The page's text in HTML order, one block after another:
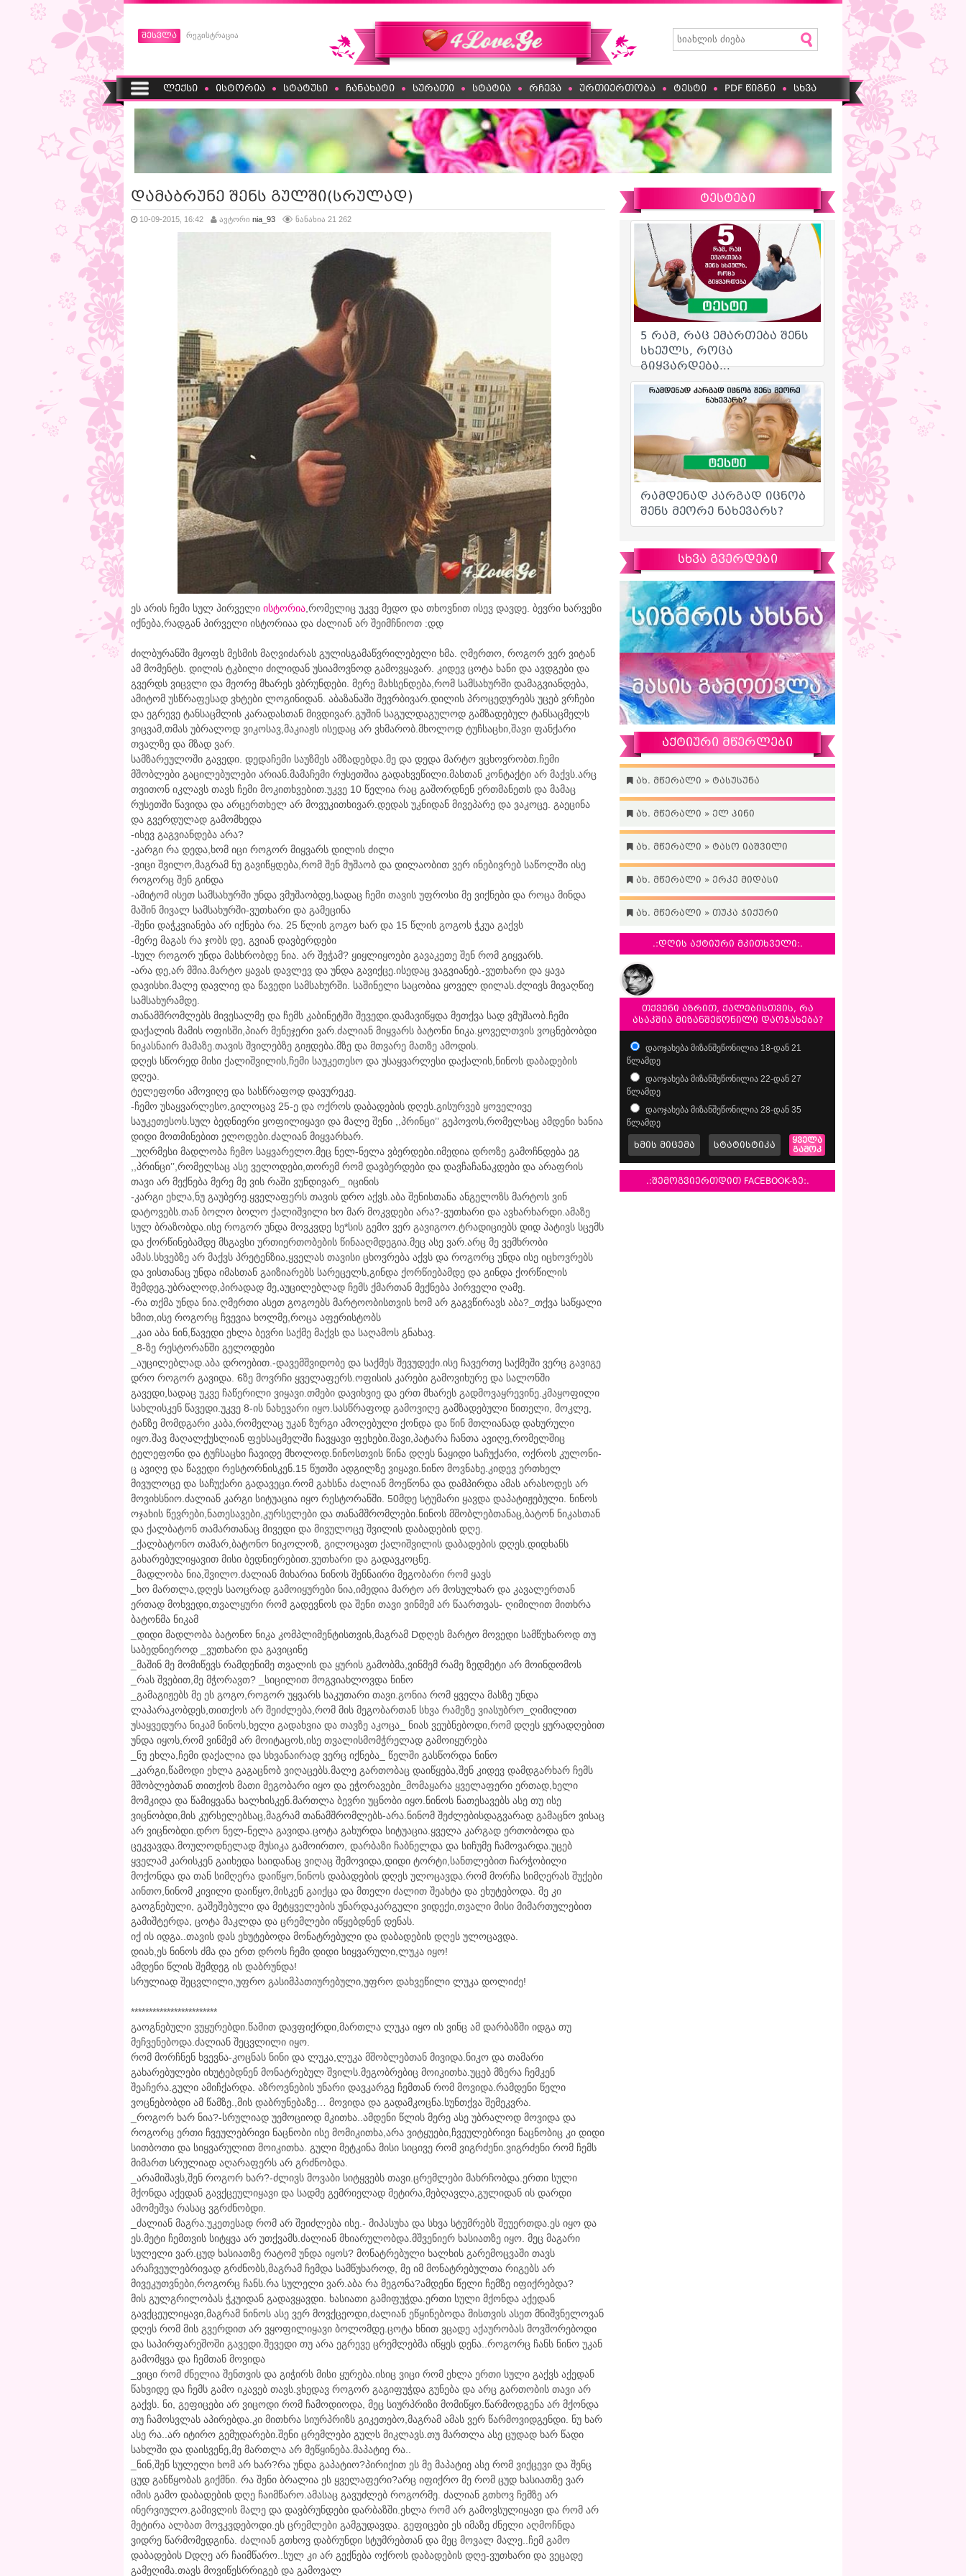
შესვლა რეგისტრაცია
ლექსი ისტორია სტატუსი ჩანახატი სურათი სტატია რჩევა ურთიერთობა ტესტი PDF წიგნი სხვა
დამაბრუნე შენს გულში(სრულად)
10-09-2015, 16:42 ავტორი nia_93 ნანახია 21 262
ეს არის ჩემი სულ პირველი ისტორია,რომელიც უკვე მედო და თხოვნით ისევ დავდე. ბევრი ხარვეზი
იქნება,რადგან პირველი ისტორიაა და ძალიან არ შეიმჩნიოთ :დდ
ძილბურანში მყოფს მესმის მაღვიძარას გულისგამაწვრილებელი ხმა. ღმერთო, როგორ ვერ ვიტან
ამ მომენტს. დილის ტკბილი ძილიდან უსიამოვნოდ გამოვყავარ. კიდევ ცოტა ხანი და ავდგები და
გვერდს ვიცვლი და მეორე მხარეს ვბრუნდები. მერე მახსენდება,რომ სამსახურში დამაგვიანდება,
ამიტომ უსწრაფესად ვხტები ლოგინიდან. აბაზანაში შევრბივარ.დილის პროცედურებს უცებ ვრჩები
და ეგრევე ტანსაცმლის კარადასთან მივდივარ.გუშინ საგულდაგულოდ გამზადებულ ტანსაცმელს
ვიცვამ,თმას უბრალოდ ვიკოსავ,მაკიაჟს ისედაც არ ვხმარობ.მხოლოდ ტუჩსაცხი,შავი ფანქარი
თვალზე და მზად ვარ.
სამზარეულოში გავედი. დედაჩემი საუზმეს ამზადებდა.მე და დედა მარტო ვცხოვრობთ.ჩემი
მშობლები გაცილებულები არიან.მამაჩემი რუსეთშია გადახვეწილი.მასთან კონტაქტი არ მაქვს.არც
თვითონ იკლავს თავს ჩემი მოკითხვებით.უკვე 10 წელია რაც გაშორდნენ ერთმანეთს და მამაც
რუსეთში წავიდა და არცერთხელ არ მოვუკითხივარ.დედას უკნიდან მივეპარე და ვაკოცე. გაეცინა
და გვერდულად გამომხედა
-ისევ გაგვიანდება არა?
-კარგი რა დედა,ხომ იცი როგორ მიყვარს დილის ძილი
-ვიცი შვილო,მაგრამ ნუ გავიწყდება,რომ შენ მუშაობ და დილაობით ვერ ინებივრებ საწოლში ისე
როგორც შენ გინდა
-ამიტომ ისეთ სამსახურში უნდა ვმუშაობდე,სადაც ჩემი თავის უფროსი მე ვიქნები და როცა მინდა
მაშინ მივალ სამსახურში-ვუთხარი და გამეცინა
-შენი დაჭკვიანება არ იქნება რა. 25 წლის გოგო ხარ და 15 წლის გოგოს ჭკუა გაქვს
-მერე მაგას რა ჯობს დე, გვიან დავბერდები
-სულ როგორ უნდა მასხრობდე ნია. არ შეჭამ? ყიყლიყოები გავაკეთე შენ რომ გიყვარს.
-არა დე,არ მშია.მარტო ყავას დავლევ და უნდა გავიქცე.ისედაც ვაგვიანებ.-ვუთხარი და ყავა
დავისხი.მალე დავლიე და წავედი სამსახურში. საშინელი საცობია ყოველ დილას.ძლივს მივაღწიე
სამსახურამდე.
თანამშრომლებს მივესალმე და ჩემს კაბინეტში შევედი.დამავიწყდა მეთქვა სად ვმუშაობ.ჩემი
დაქალის მამის ოფისში,პიარ მენეჯერი ვარ.ძალიან მიყვარს ბატონი ნიკა.ყოველთვის ვოცნებობდი
ნიკასნაირ მამაზე.თავის შვილებზე გიჟდება.მზე და მთვარე მათზე ამოდის.
დღეს სწორედ მისი ქალიშვილის,ჩემი საუკეთესო და უსაყვარლესი დაქალის,ნინოს დაბადების
დღეა.
ტელეფონი ამოვიღე და სასწრაფოდ დავურეკე.
-ჩემო უსაყვარლესო,გილოცავ 25-ე და ოქროს დაბადების დღეს.გისურვებ ყოველივე
საუკეთესოს.სულ ბედნიერი ყოფილიყავი და მალე შენი ,,პრინცი’’ გეპოვოს,რომელსაც ამდენი ხანია
დიდი მოთმინებით ელოდები.ძალიან მიყვარხარ.
_უღრმესი მადლობა ჩემო საყვარელო.მეც ნელ-ნელა ვბერდები.იმედია დროზე გამოჩნდება ეგ
,,პრინცი’’,რომელსაც ასე ველოდები,თორემ რომ დავბერდები და დავჩაჩანაკდები და არაფრის
თავი არ მექნება მერე მე ვის რაში ვუნდივარ_ იცინის
-კარგი ეხლა,ნუ გაუბერე.ყველაფერს თავის დრო აქვს.აბა შენისთანა ანგელოზს მარტოს ვინ
დატოვებს.თან ბოლო ბოლო ქალიშვილი ხო მარ მოკვდები არა?-ვუთხარი და ავხარხარდი.ამაზე
სულ ბრაზობდა.ისე როგორ უნდა მოვკვდე სე*სის გემო ვერ გავიგოო.ტრადიციებს დიდ პატივს სცემს
და ქორწინებამდე მსგავსი ურთიერთობების წინააღმდეგია.მეც ასე ვარ.არც მე ვემხრობი
ამას.სხვებზე არ მაქვს პრეტენზია,ყველას თავისი ცხოვრება აქვს და როგორც უნდა ისე იცხოვრებს
და ვისთანაც უნდა იმასთან გაიზიარებს სარეცელს,გინდა ქორწიებამდე და გინდა ქორწილის
შემდეგ.უბრალოდ,პირადად მე,აუცილებლად ჩემს ქმართან მექნება პირველი ღამე.
-რა თქმა უნდა ნია.ღმერთი ასეთ გოგოებს მარტოობისთვის ხომ არ გაგვწირავს აბა?_თქვა საწყალი
ხმით,ისე როგორც ჩვევია ხოლმე,როცა აფერისტობს
_კაი აბა ნინ,წავედი ეხლა ბევრი საქმე მაქვს და საღამოს გნახავ.
_8-ზე რესტორანში გელოდები
_აუცილებლად.აბა დროებით.-დავემშვიდობე და საქმეს შევუდექი.ისე ჩავერთე საქმეში ვერც გავიგე
დრო როგორ გავიდა. 6ზე მოვრჩი ყველაფერს.ოფისის კარები გამოვიხურე და სალონში
გავედი,სადაც უკვე ჩაწერილი ვიყავი.თმები დავიხვიე და ერთ მხარეს გადმოვაყრევინე.კმაყოფილი
სახლისკენ წავედი.უკვე 8-ის ნახევარი იყო.სასწრაფოდ გამოვიღე გამზადებული წითელი, მოკლე,
ტანზე მომდგარი კაბა,რომელაც უკან ზურგი ამოღებული ქონდა და წინ მთლიანად დახურული
იყო.შავ მაღალქუსლიან ფეხსაცმელში ჩავყავი ფეხები.შავი,პატარა ჩანთა ავიღე,რომელშიც
ტელეფონი და ტუჩსაცხი ჩავიდე მხოლოდ.ნინოსთვის წინა დღეს ნაყიდი საჩუქარი, ოქროს კულონი-
ც ავიღე და წავედი რესტორნისკენ.15 წუთში ადგილზე ვიყავი.ნინო მოვნახე.კიდევ ერთხელ
მივულოცე და საჩუქარი გადავეცი.რომ გახსნა ძალიან მოეწონა და დამპირდა ამას არასოდეს არ
მოვიხსნიო.ძალიან კარგი სიტუაცია იყო რესტორანში. 50მდე სტუმარი ყავდა დაპატიჟებული. ნინოს
ოჯახის წევრები,ნათესავები,კურსელები და თანამშრომლები.ნინოს მშობლებთანაც,ბატონ ნიკასთან
და ქალბატონ თამართანაც მივედი და მივულოცე შვილის დაბადების დღე.
_ქალბატონო თამარ,ბატონო ნიკოლოზ, გილოცავთ ქალიშვილის დაბადების დღეს.დიდხანს
გახარებულიყავით მისი ბედნიერებით.ვუთხარი და გადავკოცნე.
_მადლობა ნია,შვილო.ძალიან მიხარია ნინოს შენნაირი მეგობარი რომ ყავს
_ხო მართლა,დღეს საოცრად გამოიყურები ნია,იმედია მარტო არ მოსულხარ და კავალერთან
ერთად მოხვედი,თვალყური რომ გადევნოს და შენი თავი ვინმემ არ წაართვას- ღიმილით მითხრა
ბატონმა ნიკამ
_დიდი მადლობა ბატონო ნიკა კომპლიმენტისთვის,მაგრამ Dდღეს მარტო მოვედი სამწუხაროდ თუ
საბედნიეროდ _ვუთხარი და გავიცინე
_მაშინ მე მომიწევს რამდენიმე თვალის და ყურის გამობმა,ვინმემ რამე ზედმეტი არ მოინდომოს
_რას შვებით,მე მჭორავთ? _სიცილით მოგვიახლოვდა ნინო
_გამაგიჟებს მე ეს გოგო,როგორ უყვარს საკუთარი თავი.გონია რომ ყველა მასზე უნდა
ლაპარაკობდეს,თითქოს არ შეიძლება,რომ მის მეგობართან სხვა რამეზე ვიასუბრო_ღიმილით
უსაყვედურა ნიკამ ნინოს,ხელი გადახვია და თავზე აკოცა_ ნიას ვეუბნებოდი,რომ დღეს ყურადღებით
უნდა იყოს,რომ ვინმემ არ მოიტაცოს,ისე თვალისმომჭრელად გამოიყურება
_ნუ ეხლა,ჩემი დაქალია და სხვანაირად ვერც იქნება_ წელში გასწორდა ნინო
_კარგი,წამოდი ეხლა გაგაცნობ ვიღაცებს.მალე გართობაც დაიწყება,შენ კიდევ დამდგარხარ ჩემს
მშობლებთან თითქოს მათი მეგობარი იყო და ეჭორავები_მომაყარა ყველაფერი ერთად,ხელი
მომკიდა და წამიყვანა ხალხისკენ.მართლა ბევრი უცნობი იყო.ნინოს ნათესავებს ასე თუ ისე
ვიცნობდი,მის კურსელებსაც,მაგრამ თანამშრომლებს-არა.ნინომ შეძლებისდაგვარად გამაცნო ვისაც
არ ვიცნობდი.დრო ნელ-ნელა გავიდა.ცოტა გახურდა სიტუაცია.ყველა კარგად ერთობოდა და
ცეკვავდა.მოულოდნელად მუსიკა გამოირთო, დარბაზი ჩაბნელდა და სიჩუმე ჩამოვარდა.უცებ
ყველამ კარისკენ გაიხედა საიდანაც ვიღაც შემოვიდა,დიდი ტორტი,სანთლებით ჩარჭობილი
მოქონდა და თან სიმღერა დაიწყო,ნინოს დაბადების დღეს ულოცავდა.რომ მორჩა სიმღერას შუქები
აინთო,ნინომ კივილი დაიწყო,მისკენ გაიქცა და მთელი ძალით შეახტა და ეხუტებოდა. მე კი
გაოგნებული, გაშეშებული და მეტყველების უნარდაკარგული ვიდექი,თვალი მისი მიმართულებით
გამიშტერდა, ცოტა მაკლდა და ცრემლები იწყებდნენ დენას.
იქ ის იდგა..თავის დას ეხუტებოდა მონატრებული და დაბადების დღეს ულოცავდა.
დიახ,ეს ნინოს ძმა და ერთ დროს ჩემი დიდი სიყვარული,ლუკა იყო!
ამდენი წლის შემდეგ ის დაბრუნდა!
სრულიად შეცვლილი,უფრო გასიმპათიურებული,უფრო დახვეწილი ლუკა დოლიძე!
************************
გაოგნებული ვუყურებდი.წამით დავფიქრდი,მართლა ლუკა იყო ის ვინც ამ დარბაზში იდგა თუ
მეჩვენებოდა.ძალიან შეცვლილი იყო.
რომ მორჩნენ ხვევნა-კოცნას ნინი და ლუკა,ლუკა მშობლებთან მივიდა.ნიკო და თამარი
გახარებულები იხუტებდნენ მონატრებულ შვილს.მეგობრებიც მოიკითხა.უცებ მზერა ჩემკენ
შეაჩერა.გული ამიჩქარდა. აზროვნების უნარი დავკარგე ჩემთან რომ მოვიდა.რამდენი წელი
ვოცნებობდი ამ წამზე.,მის დაბრუნებაზე… მოვიდა და გადამკოცნა.სუნთქვა შემეკვრა.
_როგორ ხარ ნია?-სრულიად უემოციოდ მკითხა..ამდენი წლის მერე ასე უბრალოდ მოვიდა და
როგორც ერთი ჩვეულებრივი ნაცნობი ისე მომიკითხა,არა ვიტყუები,ჩვეულებრივი ნაცნობიც კი დიდი
სითბოთი და სიყვარულით მოიკითხა. გული მეტკინა მისი სიცივე რომ ვიგრძენი.ვიგრძენი რომ ჩემს
მიმართ სრულიად აღარაფერს არ გრძნობდა.
_არამიშავს,შენ როგორ ხარ?-ძლივს მოვაბი სიტყვებს თავი.ცრემლები მახრჩობდა.ერთი სული
მქონდა აქედან გავქცეულიყავი და სადმე გემრიელად მეტირა,მებღავლა,გულიდან ის დარდი
ამომეშვა რასაც ვგრძნობდი.
_ძალიან მაგრა.უკეთესად რომ არ შეიძლება ისე.- მიპასუხა და სხვა სტუმრებს შეუერთდა.ეს იყო და
ეს.მეტი ჩემთვის სიტყვა არ უთქვამს.ძალიან მხიარულობდა.მშვენიერ ხასიათზე იყო. მეც მაგარი
სულელი ვარ.ცუდ ხასიათზე რატომ უნდა იყოს? მონატრებული ხალხის გარემოცვაში თავს
არაჩვეულებრივად გრძნობს,მაგრამ ჩემდა სამწუხაროდ, მე იმ მონატრებულთა რიგებს არ
მივეკუთვნები,როგორც ჩანს.რა სულელი ვარ.აბა რა მეგონა?ამდენი წელი ჩემზე იფიქრებდა?
მის გულგრილობას ჭკუიდან გადავყავდი. ხასიათი გამიფუჭდა.ერთი სული მქონდა აქედან
გავქცეულიყავი,მაგრამ ნინოს ასე ვერ მოვქცეოდი,ძალიან ეწყინებოდა მისთვის ასეთ მნიშვნელოვან
დღეს რომ მის გვერდით არ ვყოფილიყავი ბოლომდე.ცოტა ხნით ვცადე აქაურობას მოვშორებოდი
და საპირფარეშოში გავედი.შევედი თუ არა ეგრევე ცრემლებმა იწყეს დენა..როგორც ჩანს ნინო უკან
გამომყვა და ჩემთან მოვიდა
_ვიცი რომ ძნელია შენთვის და გიჭირს მისი ყურება.ისიც ვიცი რომ ეხლა ერთი სული გაქვს აქედან
წახვიდე და ჩემს გამო იკავებ თავს.ვხედავ როგორ გაგიფუჭდა გუნება და არც გართობის თავი არ
გაქვს. ნი, გეფიცები არ ვიცოდი რომ ჩამოდიოდა, მეც სიურპრიზი მომიწყო.წარმოდგენა არ მქონდა
თუ ჩამოსვლას აპირებდა.კი მითხრა სიურპრიზს გიკეთებო,მაგრამ ამას ვერ წარმოვიდგენდი. ნუ ხარ
ასე რა..არ იტირო გემუდარები.შენი ცრემლები გულს მიკლავს.თუ მართლა ასე ცუდად ხარ წადი
სახლში და დაისვენე,მე მართლა არ მეწყინება.მაპატიე რა..
_ნინ,შენ სულელი ხომ არ ხარ?რა უნდა გაპატიო?პირიქით ეს მე მაპატიე ასე რომ ვიქცევი და შენც
ცუდ განწყობას გიქმნი. რა შენი ბრალია ეს ყველაფერი?არც იფიქრო მე რომ ცუდ ხასიათზე ვარ
იმის გამო დაბადების დღე ჩაიმწარო.ამასაც გავუძლებ როგორმე. ძალიან გთხოვ ჩემზე არ
ინერვიულო.გამივლის მალე და დავბრუნდები დარბაზში.ეხლა რომ არ გამოვსულიყავი და რომ არ
მეტირა ალბათ მოვკვდებოდი.ეს ცრემლები გამგუდავდა. გეფიცები ეს იმაზე ძნელი აღმოჩნდა
ვიდრე წარმომედგინა. ძალიან გთხოვ დაბრუნდი სტუმრებთან და მეც მოვალ მალე..ჩემ გამო
დაბადების Dდღე არ ჩაიმწარო..სულ კი არ გექნება ოქროს დაბადების დღე-ვუთხარი და ვეცადე
გამეღიმა.თავს მოვიწესრრიგებ და გამოვალ
ტესტები
სხვა გვერდები
აქტიური მწერლები
ახ. მწერალი » ტასუსუნა
ახ. მწერალი » ელ პინი
ახ. მწერალი » ტასო იაშვილი
ახ. მწერალი » ერკე მიდასი
ახ. მწერალი » თუკა ჯიქური
.:დღის აქტიური მკითხველი:.
თქვენი აზრით, ქალებისთვის, რა
ასაკშია მიზანშეწონილი დაოჯახება?
დაოჯახება მიზანშეწონილია 18-დან 21
წლამდე
დაოჯახება მიზანშეწონილია 22-დან 27
წლამდე
დაოჯახება მიზანშეწონილია 28-დან 35
წლამდე
ხმის მიცემა სტატისტიკა
ყველა
გამოკ
.:შემოგვიერთდით FACEBOOK-ზე:.